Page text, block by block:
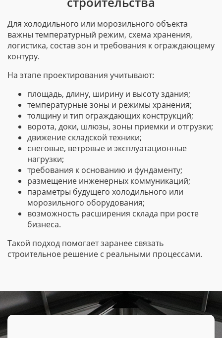
Для холодильного или морозильного объекта
важны температурный режим, схема хранения,
логистика, состав зон и требования к ограждающему
контуру.
На этапе проектирования учитывают:
площадь, длину, ширину и высоту здания;
температурные зоны и режимы хранения;
толщину и тип ограждающих конструкций;
ворота, доки, шлюзы, зоны приемки и отгрузки;
движение складской техники;
снеговые, ветровые и эксплуатационные
нагрузки;
требования к основанию и фундаменту;
размещение инженерных коммуникаций;
параметры будущего холодильного или
морозильного оборудования;
возможность расширения склада при росте
бизнеса.
Такой подход помогает заранее связать
строительное решение с реальными процессами.